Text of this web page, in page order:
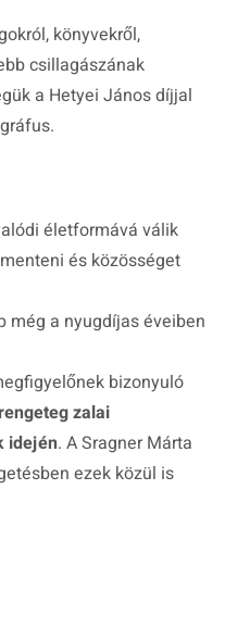
könyvekről,
csillagászának
a Hetyei János díjjal
életformává válik
és közösséget
még a nyugdíjas éveiben
bizonyuló
rengeteg zalai
idején. A Sragner Márta
ezek közül is